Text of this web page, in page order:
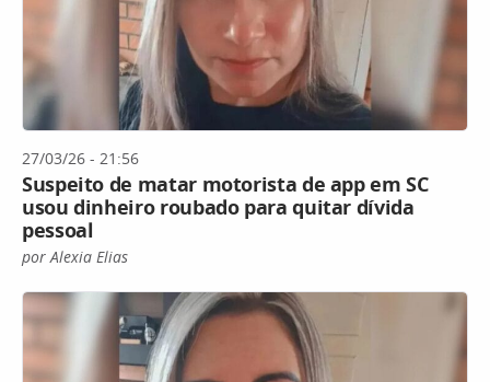
27/03/26 - 21:56
Suspeito de matar motorista de app em SC
usou dinheiro roubado para quitar dívida
pessoal
por Alexia Elias